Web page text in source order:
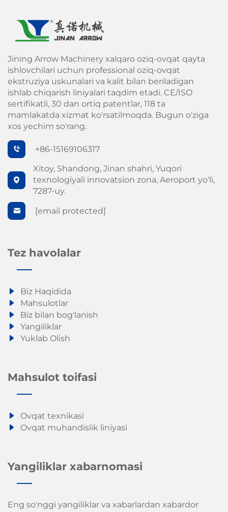
Jining Arrow Machinery xalqaro oziq-ovqat qayta
ishlovchilari uchun professional oziq-ovqat
ekstruziya uskunalari va kalit bilan beriladigan
ishlab chiqarish liniyalari taqdim etadi. CE/ISO
sertifikatli, 30 dan ortiq patentlar, 118 ta
mamlakatda xizmat ko'rsatilmoqda. Bugun o'ziga
xos yechim so'rang.
+86-15169106317
Xitoy, Shandong, Jinan shahri, Yuqori
texnologiyali innovatsion zona, Aeroport yo'li,
7287-uy.
[email protected]
Tez havolalar
Biz Haqidida
Mahsulotlar
Biz bilan bog'lanish
Yangiliklar
Yuklab Olish
Mahsulot toifasi
Ovqat texnikasi
Ovqat muhandislik liniyasi
Yangiliklar xabarnomasi
Eng so'nggi yangiliklar va xabarlardan xabardor